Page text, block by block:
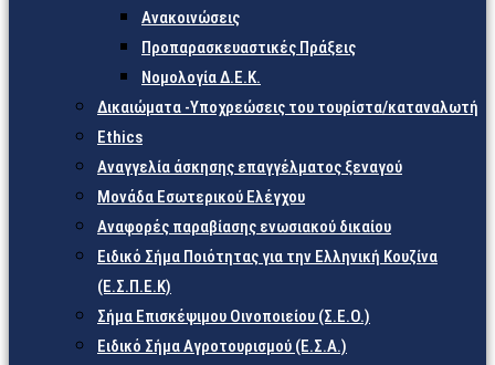
Ανακοινώσεις
Προπαρασκευαστικές Πράξεις
Νομολογία Δ.Ε.Κ.
Δικαιώματα -Υποχρεώσεις του τουρίστα/καταναλωτή
Ethics
Αναγγελία άσκησης επαγγέλματος ξεναγού
Μονάδα Εσωτερικού Ελέγχου
Αναφορές παραβίασης ενωσιακού δικαίου
Ειδικό Σήμα Ποιότητας για την Ελληνική Κουζίνα
(Ε.Σ.Π.Ε.Κ)
Σήμα Επισκέψιμου Οινοποιείου (Σ.Ε.Ο.)
Ειδικό Σήμα Αγροτουρισμού (Ε.Σ.Α.)